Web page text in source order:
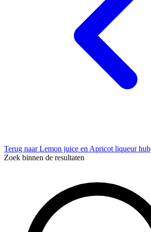
Terug naar Lemon juice en Apricot liqueur hub
Zoek binnen de resultaten